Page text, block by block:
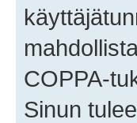
COPPA-
Sinun